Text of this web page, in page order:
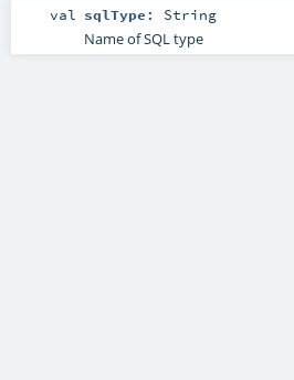
val sqlType : String
Name of SQL type